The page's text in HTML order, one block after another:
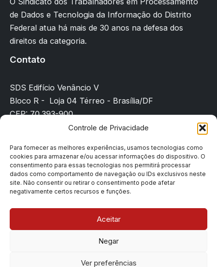
Controle de Privacidade
Para fornecer as melhores experiências, usamos tecnologias como
cookies para armazenar e/ou acessar informações do dispositivo. O
consentimento para essas tecnologias nos permitirá processar
dados como comportamento de navegação ou IDs exclusivos neste
site. Não consentir ou retirar o consentimento pode afetar
negativamente certos recursos e funções.
Aceitar
Negar
Ver preferências
de Dados e Tecnologia da Informação do Distrito
Federal atua há mais de 30 anos na defesa dos
direitos da categoria.
Contato
SDS Edifício Venâncio V
Bloco R - Loja 04 Térreo - Brasília/DF
CEP: 70.393-900
Página inicial
Notícias
Filiação
Contato
Denúncias
Copyright © 2026 Sindpd-df | Todos os direitos